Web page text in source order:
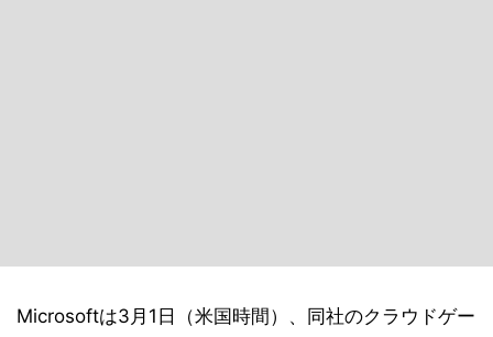
Microsoftは3月1日（米国時間）、同社のクラウドゲー